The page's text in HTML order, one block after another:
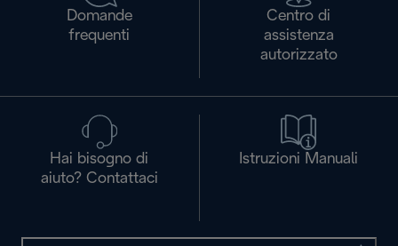
Domande
frequenti
Centro di
assistenza
autorizzato
Hai bisogno di
aiuto? Contattaci
Istruzioni Manuali